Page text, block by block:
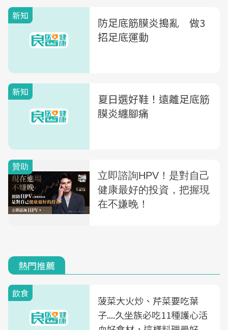
新知
防足底筋膜炎搗亂 做3
招足底運動
新知
夏日選好鞋！遠離足底筋
膜炎纏腳痛
熱門推薦
飲食
菠菜大火炒、芹菜要吃葉
子....久坐族必吃11種護心活